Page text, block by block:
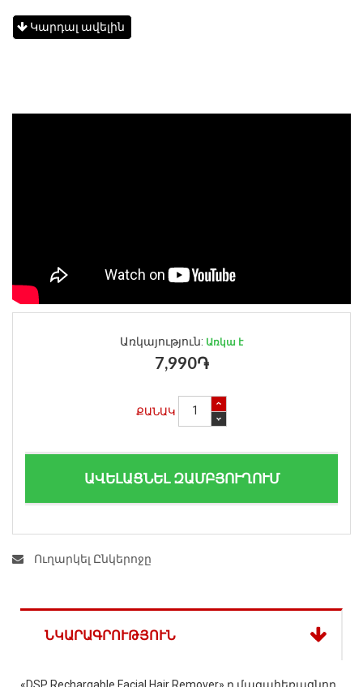
Կարդալ ավելին
Առկայություն: Առկա է
7,990֏
ՔԱՆԱԿ
ԱՎԵԼԱՑՆԵԼ ԶԱՄԲՅՈՒՂՈՒՄ
Ուղարկել Ընկերոջը
ՆԿԱՐԱԳՐՈՒԹՅՈՒՆ